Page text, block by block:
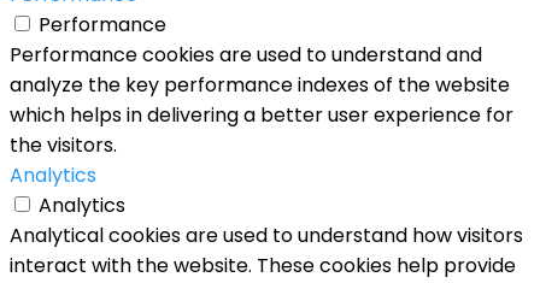
Performance
Performance cookies are used to understand and
analyze the key performance indexes of the website
which helps in delivering a better user experience for
the visitors.
Analytics
Analytics
Analytical cookies are used to understand how visitors
interact with the website. These cookies help provide